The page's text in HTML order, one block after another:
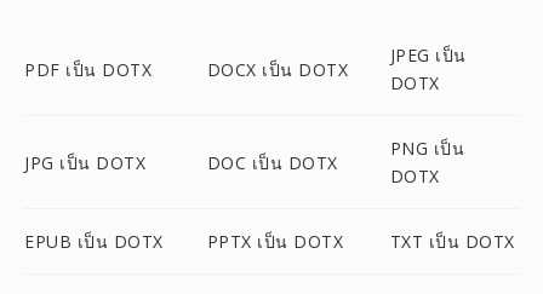
PDF เป็น DOTX DOCX เป็น DOTX
JPEG เป็น
DOTX
JPG เป็น DOTX DOC เป็น DOTX
PNG เป็น
DOTX
EPUB เป็น DOTX PPTX เป็น DOTX TXT เป็น DOTX